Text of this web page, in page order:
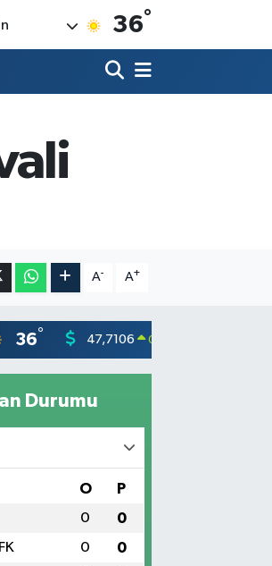
36°
A- A+
36° 47,7106 0.17
Durumu
O P
0 0
0 0